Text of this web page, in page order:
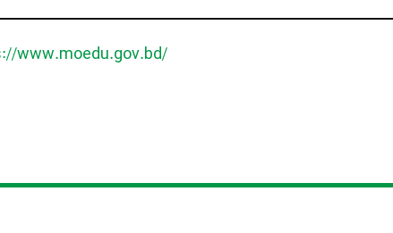
www.moedu.gov.bd/